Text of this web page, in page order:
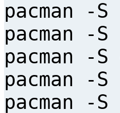
pacman -
pacman -
pacman -
pacman -
pacman -